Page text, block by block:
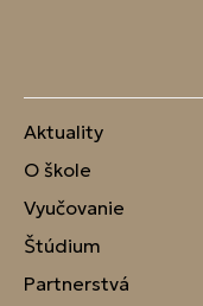
Aktuality
O škole
Vyučovanie
Štúdium
Partnerstvá